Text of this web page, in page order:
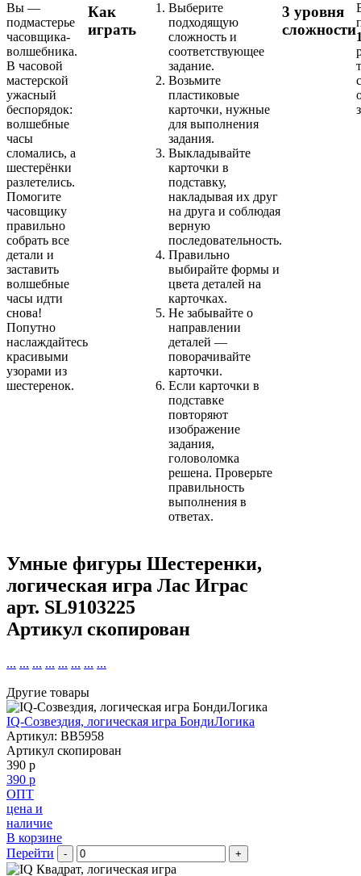
Вы —
подмастерье
часовщика-
волшебника.
В часовой
мастерской
ужасный
беспорядок:
волшебные
часы
сломались, а
шестерёнки
разлетелись.
Помогите
часовщику
правильно
собрать все
детали и
заставить
волшебные
часы идти
снова!
Попутно
наслаждайтесь
красивыми
узорами из
шестеренок.
Как
играть
Выберите
подходящую
сложность и
соответствующее
задание.
Возьмите
пластиковые
карточки, нужные
для выполнения
задания.
Выкладывайте
карточки в
подставку,
накладывая их друг
на друга и соблюдая
верную
последовательность.
Правильно
выбирайте формы и
цвета деталей на
карточках.
Не забывайте о
направлении
деталей —
поворачивайте
карточки.
Если карточки в
подставке
повторяют
изображение
задания,
головоломка
решена. Проверьте
правильность
выполнения в
ответах.
3 уровня
сложности
Умные фигуры Шестеренки,
логическая игра Лас Играс
арт. SL9103225
Артикул скопирован
... ... ... ... ... ... ... ...
Другие товары
IQ-Созвездия, логическая игра БондиЛогика
Артикул: BB5958
Артикул скопирован
390 р
390 р
ОПТ
цена и
наличие
В корзине
Перейти
- +